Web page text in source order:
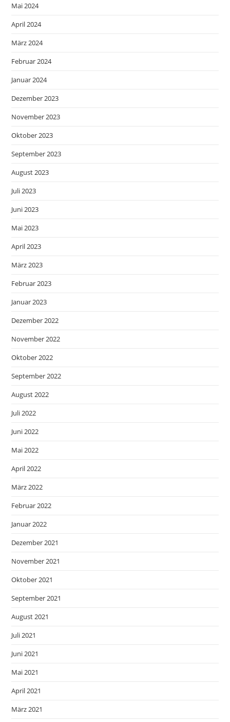
Mai 2024
April 2024
März 2024
Februar 2024
Januar 2024
Dezember 2023
November 2023
Oktober 2023
September 2023
August 2023
Juli 2023
Juni 2023
Mai 2023
April 2023
März 2023
Februar 2023
Januar 2023
Dezember 2022
November 2022
Oktober 2022
September 2022
August 2022
Juli 2022
Juni 2022
Mai 2022
April 2022
März 2022
Februar 2022
Januar 2022
Dezember 2021
November 2021
Oktober 2021
September 2021
August 2021
Juli 2021
Juni 2021
Mai 2021
April 2021
März 2021